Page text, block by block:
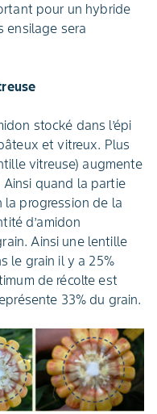
pour un hybride
ensilage sera
stocké dans l’épi
et vitreux. Plus
vitreuse) augmente
quand la partie
la progression de la
d’amidon
Ainsi une lentille
le grain il y a 25%
de récolte est
33% du grain.